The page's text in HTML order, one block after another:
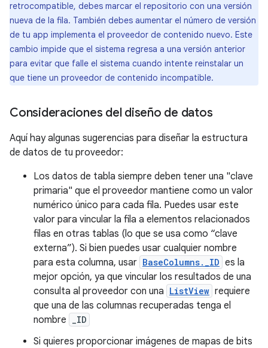
retrocompatible, debes marcar el repositorio con una versión
nueva de la fila. También debes aumentar el número de versión
de tu app implementa el proveedor de contenido nuevo. Este
cambio impide que el sistema regresa a una versión anterior
para evitar que falle el sistema cuando intente reinstalar un
que tiene un proveedor de contenido incompatible.
Consideraciones del diseño de datos
Aquí hay algunas sugerencias para diseñar la estructura
de datos de tu proveedor:
Los datos de tabla siempre deben tener una "clave
primaria" que el proveedor mantiene como un valor
numérico único para cada fila. Puedes usar este
valor para vincular la fila a elementos relacionados
filas en otras tablas (lo que se usa como “clave
externa”). Si bien puedes usar cualquier nombre
para esta columna, usar BaseColumns._ID es la
mejor opción, ya que vincular los resultados de una
consulta al proveedor con una ListView requiere
que una de las columnas recuperadas tenga el
nombre
_ID
Si quieres proporcionar imágenes de mapas de bits